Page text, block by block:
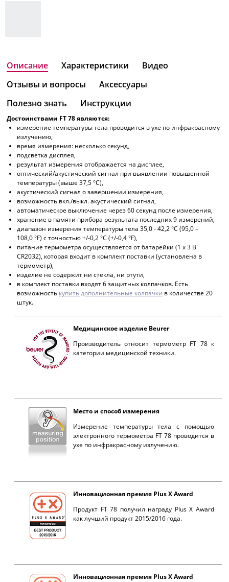
Описание Характеристики
Видео
Отзывы и вопросы
Аксессуары
Полезно знать
Инструкции
Достоинствами FT 78 являются:
измерение температуры тела проводится в ухе по инфракрасному
излучению,
время измерения: несколько секунд,
подсветка дисплея,
результат измерения отображается на дисплее,
оптический/акустический сигнал при выявлении повышенной
температуры (выше 37,5 °С),
акустический сигнал о завершении измерения,
возможность вкл./выкл. акустический сигнал,
автоматическое выключение через 60 секунд после измерения,
хранение в памяти прибора результата последних 9 измерений,
диапазон измерения температуры тела 35,0 - 42,2 °С (95,0 –
108,0 °F) с точностью +/-0,2 °С (+/-0,4 °F),
питание термометра осуществляется от батарейки (1 x 3 В
CR2032), которая входит в комплект поставки (установлена в
термометр),
изделие не содержит ни стекла, ни ртути,
в комплект поставки входят 6 защитных колпачков. Есть
возможность купить дополнительные колпачки в количестве 20
штук.
Медицинское изделие Beurer
Производитель относит термометр FT 78 к
категории медицинской техники.
Место и способ измерения
Измерение температуры тела с помощью
электронного термометра FT 78 проводится в
ухе по инфракрасному излучению.
Инновационная премия Plus X Award
Продукт FT 78 получил награду Plus X Award
как лучший продукт 2015/2016 года.
Инновационная премия Plus X Award